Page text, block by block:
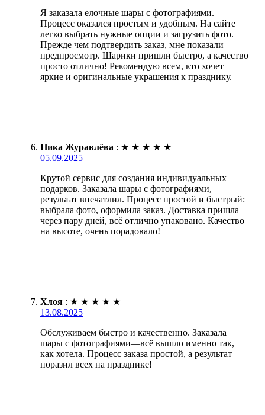
Я заказала елочные шары с фотографиями.
Процесс оказался простым и удобным. На сайте
легко выбрать нужные опции и загрузить фото.
Прежде чем подтвердить заказ, мне показали
предпросмотр. Шарики пришли быстро, а качество
просто отлично! Рекомендую всем, кто хочет
яркие и оригинальные украшения к празднику.
Ника Журавлёва : ★ ★ ★ ★ ★
05.09.2025
Крутой сервис для создания индивидуальных
подарков. Заказала шары с фотографиями,
результат впечатлил. Процесс простой и быстрый:
выбрала фото, оформила заказ. Доставка пришла
через пару дней, всё отлично упаковано. Качество
на высоте, очень порадовало!
Хлоя : ★ ★ ★ ★ ★
13.08.2025
Обслуживаем быстро и качественно. Заказала
шары с фотографиями—всё вышло именно так,
как хотела. Процесс заказа простой, а результат
поразил всех на празднике!